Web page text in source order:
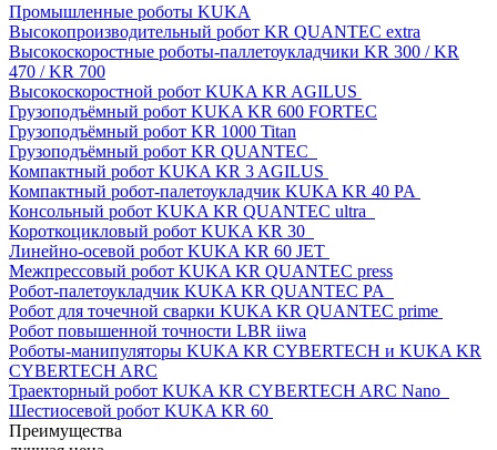
Промышленные роботы KUKA
Высокопроизводительный робот KR QUANTEC extra
Высокоскоростные роботы-паллетоукладчики KR 300 / KR
470 / KR 700
Высокоскоростной робот KUKA KR AGILUS
Грузоподъёмный робот KUKA KR 600 FORTEC
Грузоподъёмный робот KR 1000 Titan
Грузоподъёмный робот KR QUANTEC
Компактный робот KUKA KR 3 AGILUS
Компактный робот-палетоукладчик KUKA KR 40 PA
Консольный робот KUKA KR QUANTEC ultra
Короткоцикловый робот KUKA KR 30
Линейно-осевой робот KUKA KR 60 JET
Межпрессовый робот KUKA KR QUANTEC press
Робот-палетоукладчик KUKA KR QUANTEC PA
Робот для точечной сварки KUKA KR QUANTEC prime
Робот повышенной точности LBR iiwa
Роботы-манипуляторы KUKA KR CYBERTECH и KUKA KR
CYBERTECH ARC
Траекторный робот KUKA KR CYBERTECH ARC Nano
Шестиосевой робот KUKA KR 60
Преимущества